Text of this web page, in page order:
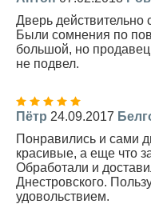
Дверь действительно
Были сомнения по
большой, но
не подвел.
Пётр 24.09.2017
Понравились и сами
красивые, а еще что
Обработали и
Днестровского.
удовольствием.